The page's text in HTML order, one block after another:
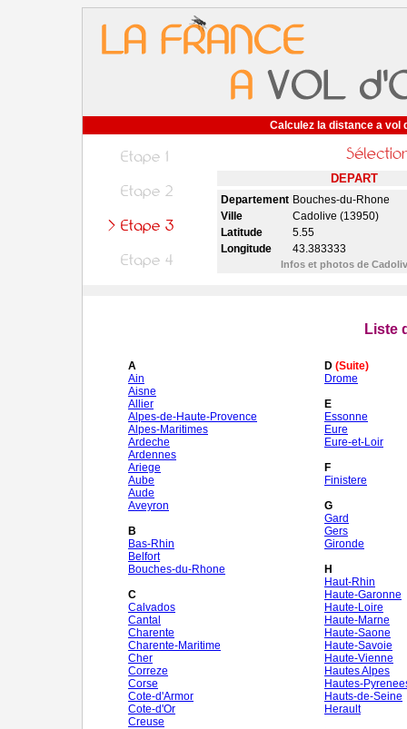
Calculez la distance a vol
DEPART
Departement Bouches-du-Rhone
Ville
Cadolive (13950)
Latitude
5.55
Longitude
43.383333
Infos et photos de
Liste
A
Ain
Aisne
Allier
Alpes-de-Haute-Provence
Alpes-Maritimes
Ardeche
Ardennes
Ariege
Aube
Aude
Aveyron
B
Bas-Rhin
Belfort
Bouches-du-Rhone
C
Calvados
Cantal
Charente
Charente-Maritime
Cher
Correze
Corse
Cote-d'Armor
Cote-d'Or
Creuse
D (Suite)
Drome
E
Essonne
Eure
Eure-et-Loir
F
Finistere
G
Gard
Gers
Gironde
H
Haut-Rhin
Haute-Garonne
Haute-Loire
Haute-Marne
Haute-Saone
Haute-Savoie
Haute-Vienne
Hautes Alpes
Hautes-
Hauts-de-Seine
Herault